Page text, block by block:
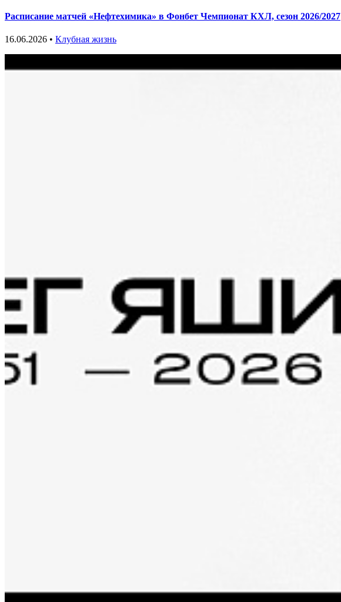
Расписание матчей «Нефтехимика» в Фонбет Чемпионат КХЛ, сезон 2026/2027
16.06.2026 • Клубная жизнь